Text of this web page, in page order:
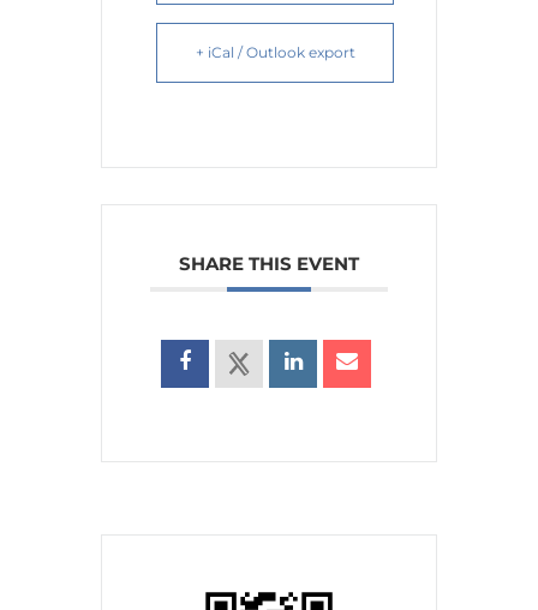
+ iCal / Outlook export
SHARE THIS EVENT